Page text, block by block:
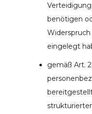
benötigen
eingelegt
gemäß Art.